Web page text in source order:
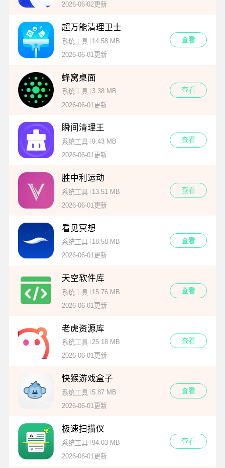
2026-06-02更新
超万能清理卫士
系统工具
14.58 MB
2026-06-01更新
查看
蜂窝桌面
系统工具
3.38 MB
2026-06-01更新
查看
瞬间清理王
系统工具 9.43 MB
2026-06-01更新
查看
胜中利运动
系统工具
13.51 MB
2026-06-01更新
查看
看见冥想
系统工具
18.58 MB
2026-06-01更新
查看
天空软件库
系统工具
15.76 MB
2026-06-01更新
查看
老虎资源库
系统工具 25.18 MB
2026-06-01更新
查看
快猴游戏盒子
系统工具 5.87 MB
2026-06-01更新
查看
极速扫描仪
系统工具 94.03 MB
2026-06-01更新
查看